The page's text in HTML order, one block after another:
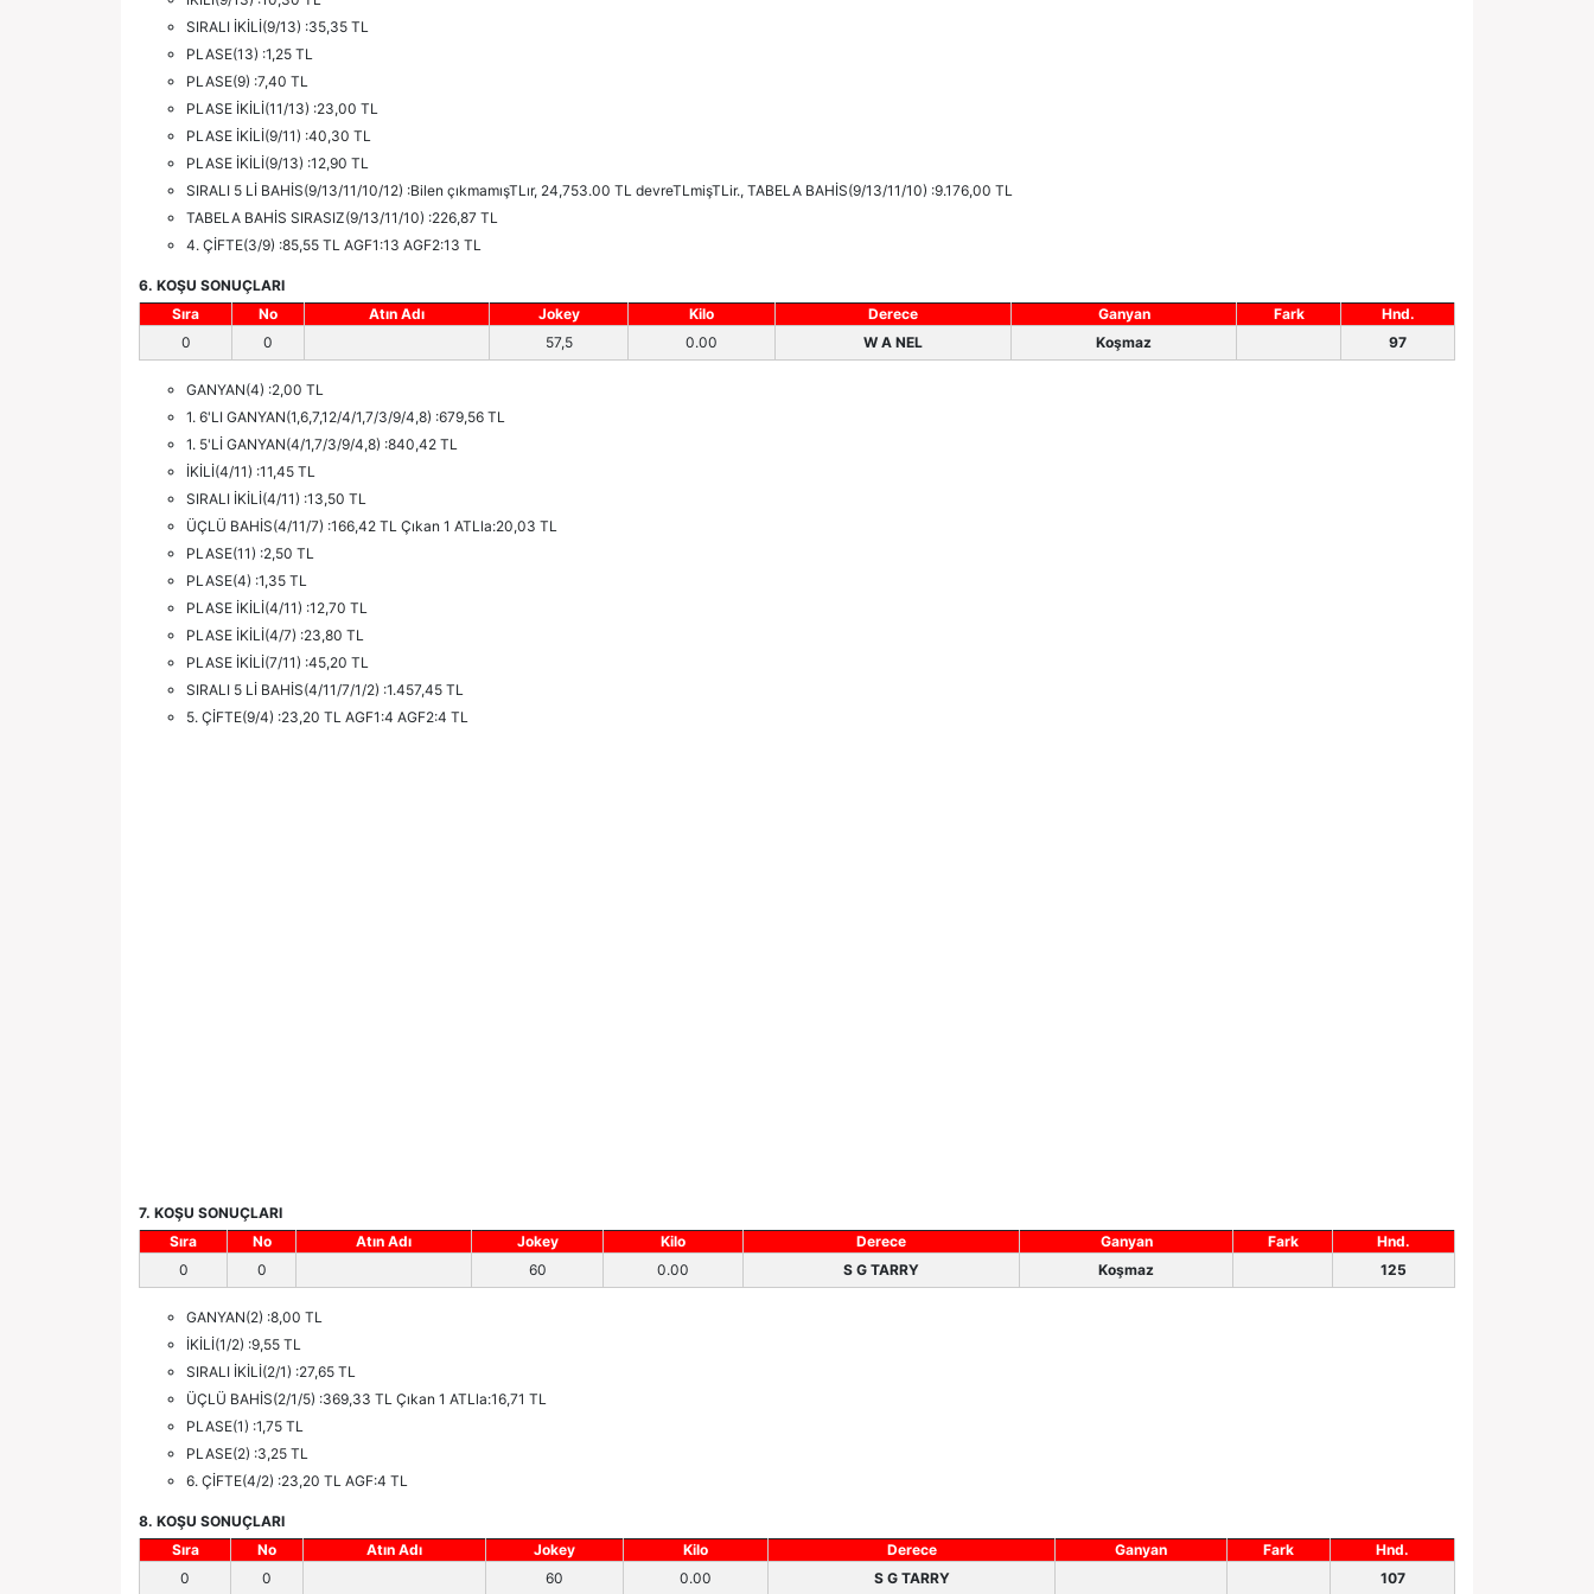
SIRALI İKİLİ(9/13) :35,35 TL
PLASE(13) :1,25 TL
PLASE(9) :7,40 TL
PLASE İKİLİ(11/13) :23,00 TL
PLASE İKİLİ(9/11) :40,30 TL
PLASE İKİLİ(9/13) :12,90 TL
SIRALI 5 Lİ BAHİS(9/13/11/10/12) :Bilen çıkmamışTLır, 24,753.00 TL devreTLmişTLir., TABELA BAHİS(9/13/11/10) :9.176,00 TL
TABELA BAHİS SIRASIZ(9/13/11/10) :226,87 TL
4. ÇİFTE(3/9) :85,55 TL AGF1:13 AGF2:13 TL
6. KOŞU SONUÇLARI
Sıra
No Atın Adı Jokey Kilo Derece Ganyan Fark
Hnd.
0
0 57,5 0.00 W A NEL Koşmaz 97
GANYAN(4) :2,00 TL
1. 6'LI GANYAN(1,6,7,12/4/1,7/3/9/4,8) :679,56 TL
1. 5'Lİ GANYAN(4/1,7/3/9/4,8) :840,42 TL
İKİLİ(4/11) :11,45 TL
SIRALI İKİLİ(4/11) :13,50 TL
ÜÇLÜ BAHİS(4/11/7) :166,42 TL Çıkan 1 ATLla:20,03 TL
PLASE(11) :2,50 TL
PLASE(4) :1,35 TL
PLASE İKİLİ(4/11) :12,70 TL
PLASE İKİLİ(4/7) :23,80 TL
PLASE İKİLİ(7/11) :45,20 TL
SIRALI 5 Lİ BAHİS(4/11/7/1/2) :1.457,45 TL
5. ÇİFTE(9/4) :23,20 TL AGF1:4 AGF2:4 TL
7. KOŞU SONUÇLARI
Sıra
No Atın Adı Jokey Kilo Derece Ganyan Fark
Hnd.
0
0 60 0.00 S G TARRY Koşmaz 125
GANYAN(2) :8,00 TL
İKİLİ(1/2) :9,55 TL
SIRALI İKİLİ(2/1) :27,65 TL
ÜÇLÜ BAHİS(2/1/5) :369,33 TL Çıkan 1 ATLla:16,71 TL
PLASE(1) :1,75 TL
PLASE(2) :3,25 TL
6. ÇİFTE(4/2) :23,20 TL AGF:4 TL
8. KOŞU SONUÇLARI
Sıra
No Atın Adı Jokey Kilo Derece Ganyan Fark
Hnd.
0
0 60 0.00 S G TARRY 107